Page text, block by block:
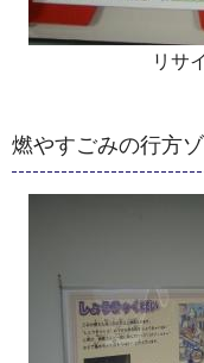
リサ
燃やすごみの行方